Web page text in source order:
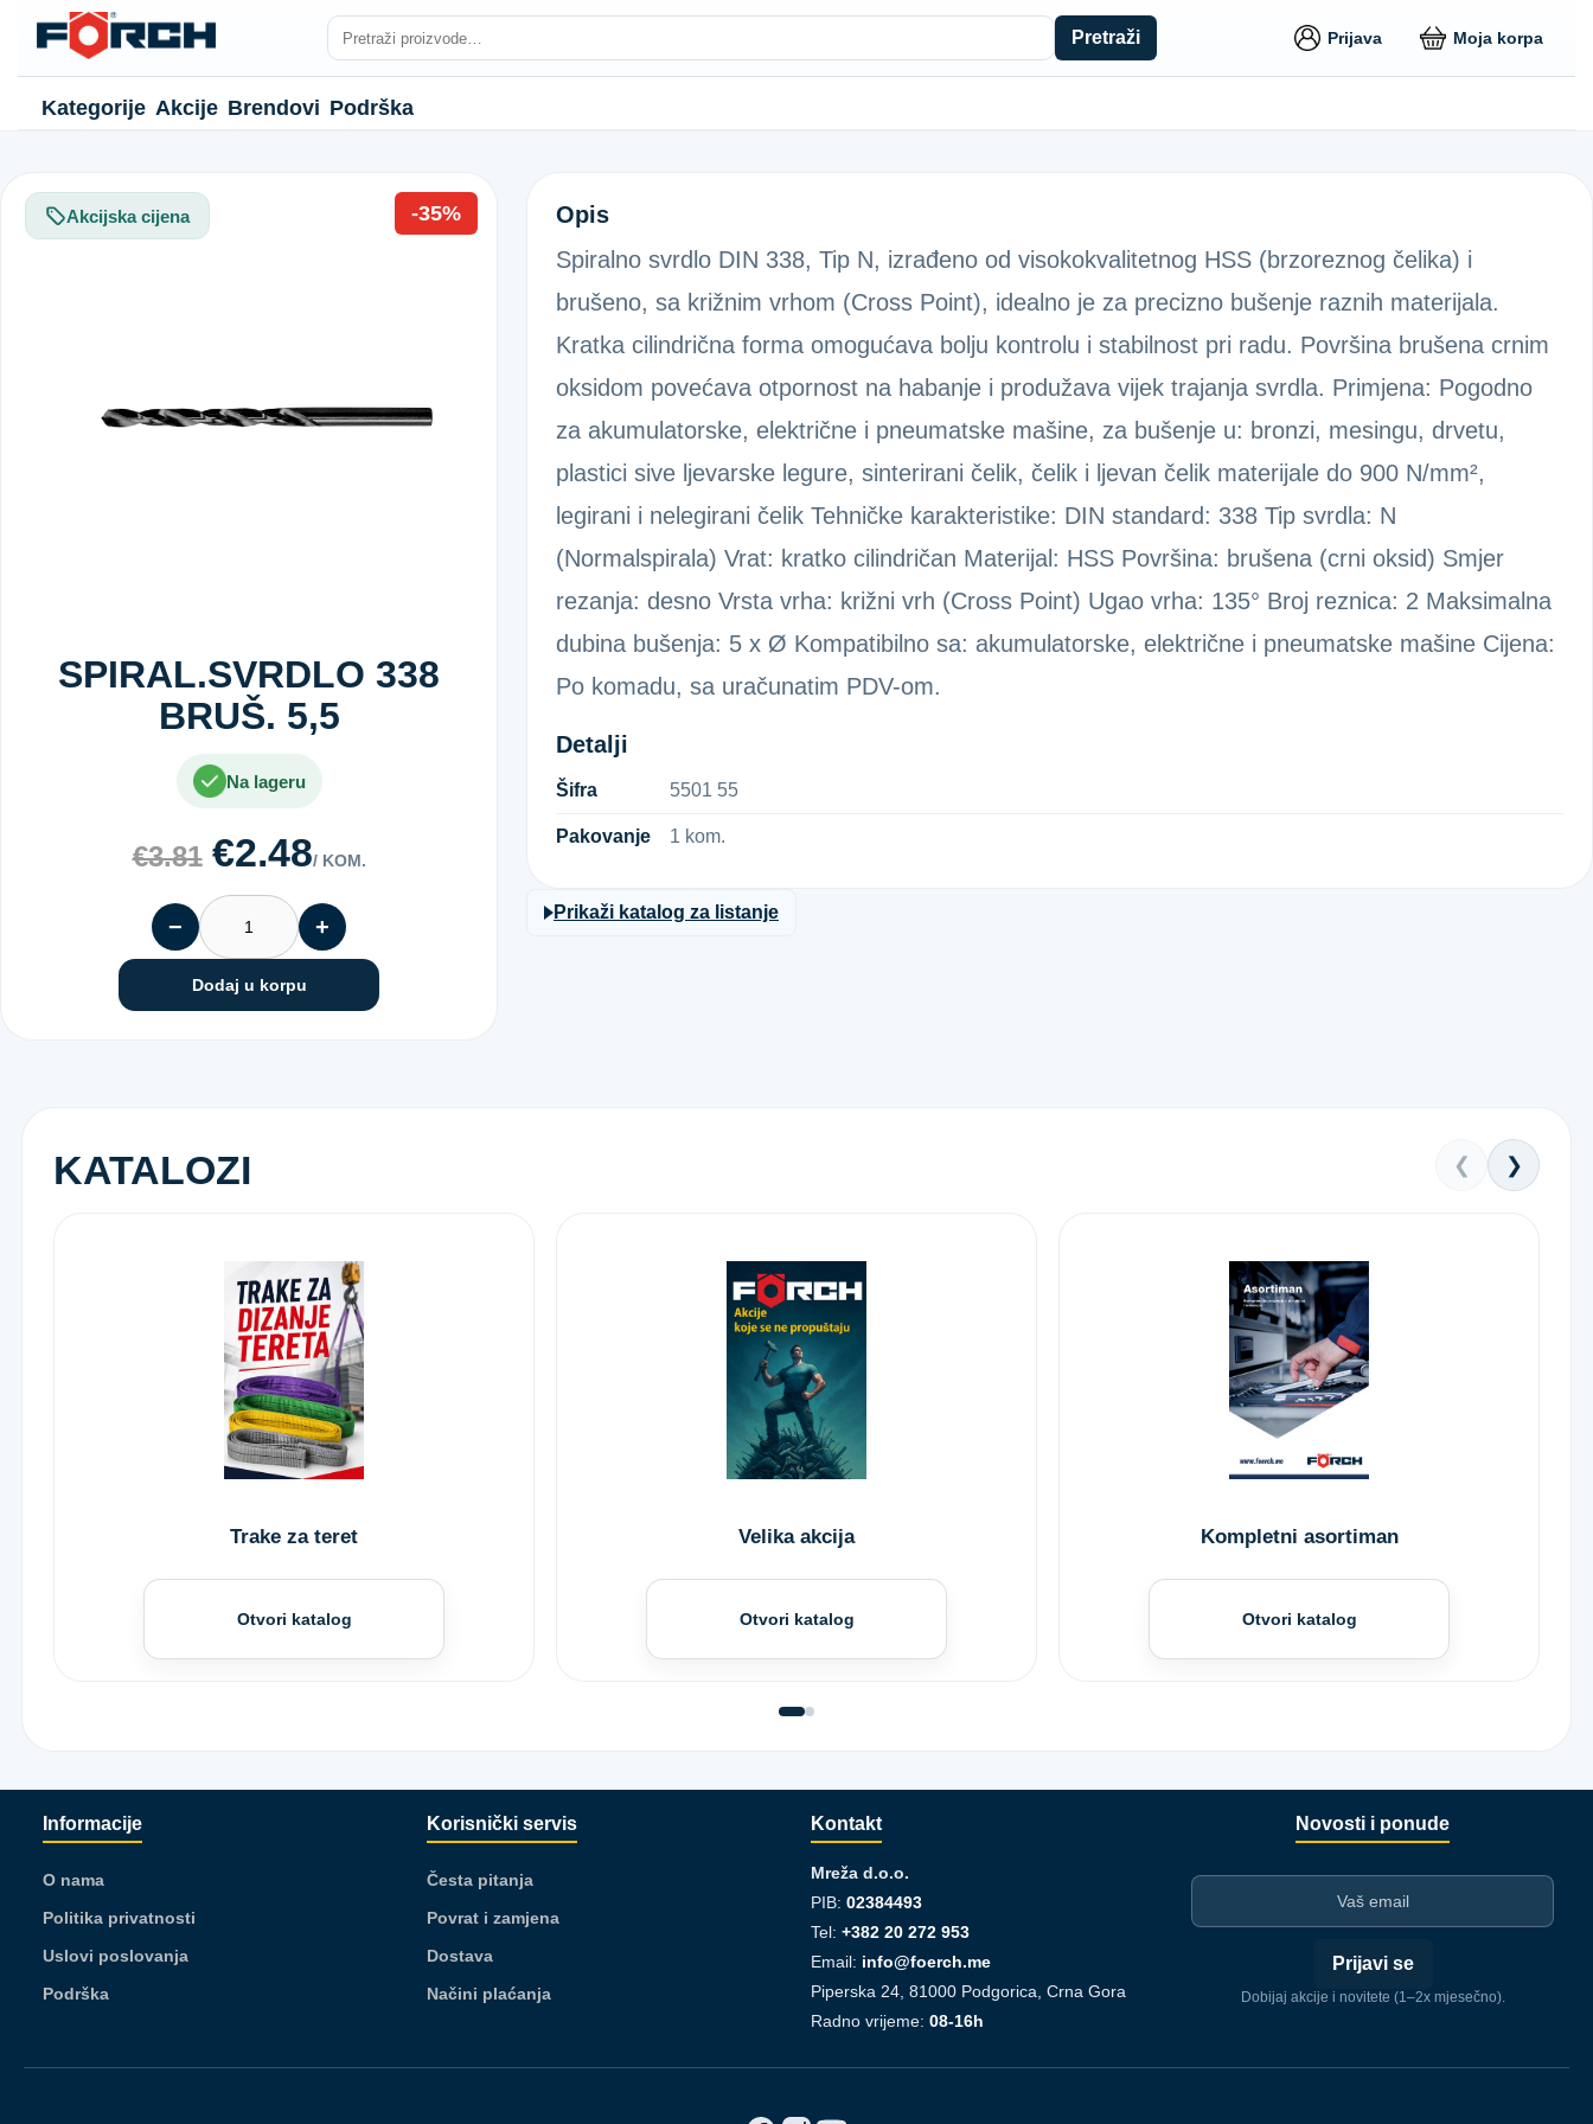
Pretraži Prijava Moja korpa
Kategorije Akcije Brendovi Podrška
Akcijska cijena -35%
SPIRAL.SVRDLO 338
BRUŠ. 5,5
Na lageru
€3.81 €2.48/ KOM.
− +
Dodaj u korpu
SPIRAL.SVRDLO 338 BRUŠ. 5,5
Opis
Spiralno svrdlo DIN 338, Tip N, izrađeno od visokokvalitetnog HSS (brzoreznog čelika) i
brušeno, sa križnim vrhom (Cross Point), idealno je za precizno bušenje raznih materijala.
Kratka cilindrična forma omogućava bolju kontrolu i stabilnost pri radu. Površina brušena crnim
oksidom povećava otpornost na habanje i produžava vijek trajanja svrdla. Primjena: Pogodno
za akumulatorske, električne i pneumatske mašine, za bušenje u: bronzi, mesingu, drvetu,
plastici sive ljevarske legure, sinterirani čelik, čelik i ljevan čelik materijale do 900 N/mm²,
legirani i nelegirani čelik Tehničke karakteristike: DIN standard: 338 Tip svrdla: N
(Normalspirala) Vrat: kratko cilindričan Materijal: HSS Površina: brušena (crni oksid) Smjer
rezanja: desno Vrsta vrha: križni vrh (Cross Point) Ugao vrha: 135° Broj reznica: 2 Maksimalna
dubina bušenja: 5 x Ø Kompatibilno sa: akumulatorske, električne i pneumatske mašine Cijena:
Po komadu, sa uračunatim PDV-om.
Detalji
Šifra 5​5​0​1​ ​5​5​
Pakovanje 1 kom.
Prikaži katalog za listanje
KATALOZI ❮ ❯
Trake za teret
Otvori katalog
Velika akcija
Otvori katalog
Kompletni asortiman
Otvori katalog
Informacije
O nama
Politika privatnosti
Uslovi poslovanja
Podrška
Korisnički servis
Česta pitanja
Povrat i zamjena
Dostava
Načini plaćanja
Kontakt
Mreža d.o.o.
PIB: 02384493
Tel: +382 20 272 953
Email: info@foerch.me
Piperska 24, 81000 Podgorica, Crna Gora
Radno vrijeme: 08-16h
Novosti i ponude
Prijavi se
Dobijaj akcije i novitete (1–2x mjesečno).